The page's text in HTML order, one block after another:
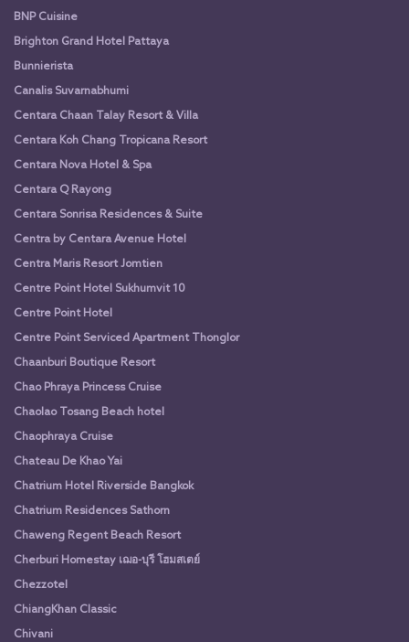
BNP Cuisine
Brighton Grand Hotel Pattaya
Bunnierista
Canalis Suvarnabhumi
Centara Chaan Talay Resort & Villa
Centara Koh Chang Tropicana Resort
Centara Nova Hotel & Spa
Centara Q Rayong
Centara Sonrisa Residences & Suite
Centra by Centara Avenue Hotel
Centra Maris Resort Jomtien
Centre Point Hotel Sukhumvit 10
Centre Point Hotel
Centre Point Serviced Apartment Thonglor
Chaanburi Boutique Resort
Chao Phraya Princess Cruise
Chaolao Tosang Beach hotel
Chaophraya Cruise
Chateau De Khao Yai
Chatrium Hotel Riverside Bangkok
Chatrium Residences Sathorn
Chaweng Regent Beach Resort
Cherburi Homestay เฌอ-บุรี โฮมสเตย์
Chezzotel
ChiangKhan Classic
Chivani